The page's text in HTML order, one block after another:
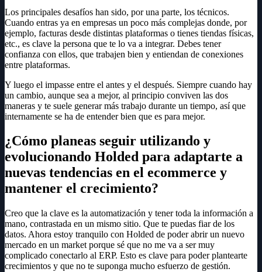
Los principales desafíos han sido, por una parte, los técnicos.
Cuando entras ya en empresas un poco más complejas donde, por
ejemplo, facturas desde distintas plataformas o tienes tiendas físicas,
etc., es clave la persona que te lo va a integrar. Debes tener
confianza con ellos, que trabajen bien y entiendan de conexiones
entre plataformas.
Y luego el impasse entre el antes y el después. Siempre cuando hay
un cambio, aunque sea a mejor, al principio conviven las dos
maneras y te suele generar más trabajo durante un tiempo, así que
internamente se ha de entender bien que es para mejor.
¿Cómo planeas seguir utilizando y
evolucionando Holded para adaptarte a
nuevas tendencias en el ecommerce y
mantener el crecimiento?
Creo que la clave es la automatización y tener toda la información a
mano, contrastada en un mismo sitio. Que te puedas fiar de los
datos. Ahora estoy tranquilo con Holded de poder abrir un nuevo
mercado en un market porque sé que no me va a ser muy
complicado conectarlo al ERP. Esto es clave para poder plantearte
crecimientos y que no te suponga mucho esfuerzo de gestión.